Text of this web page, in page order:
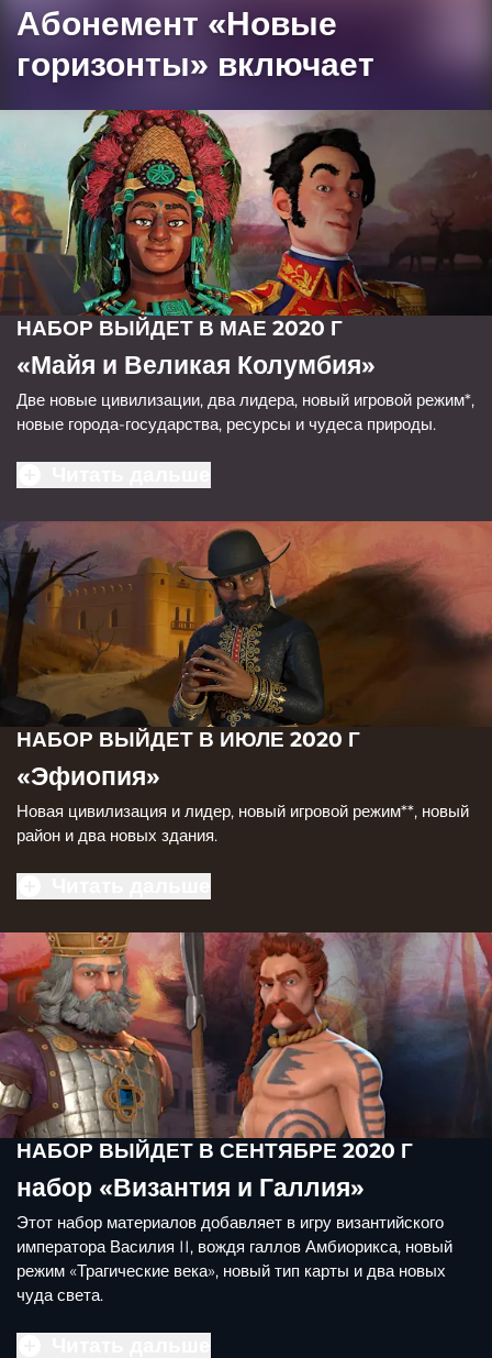
Абонемент «Новые
горизонты» включает
НАБОР ВЫЙДЕТ В МАЕ 2020 Г
«Майя и Великая Колумбия»
Две новые цивилизации, два лидера, новый игровой режим*,
новые города-государства, ресурсы и чудеса природы.
НАБОР ВЫЙДЕТ В ИЮЛЕ 2020 Г
«Эфиопия»
Новая цивилизация и лидер, новый игровой режим**, новый
район и два новых здания.
НАБОР ВЫЙДЕТ В СЕНТЯБРЕ 2020 Г
набор «Византия и Галлия»
Этот набор материалов добавляет в игру византийского
императора Василия II, вождя галлов Амбиорикса, новый
режим «Трагические века», новый тип карты и два новых
чуда света.